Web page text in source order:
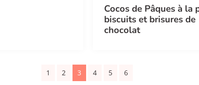
Cocos de Pâques à la
biscuits et brisures de
chocolat
1 2 3 4 5 6